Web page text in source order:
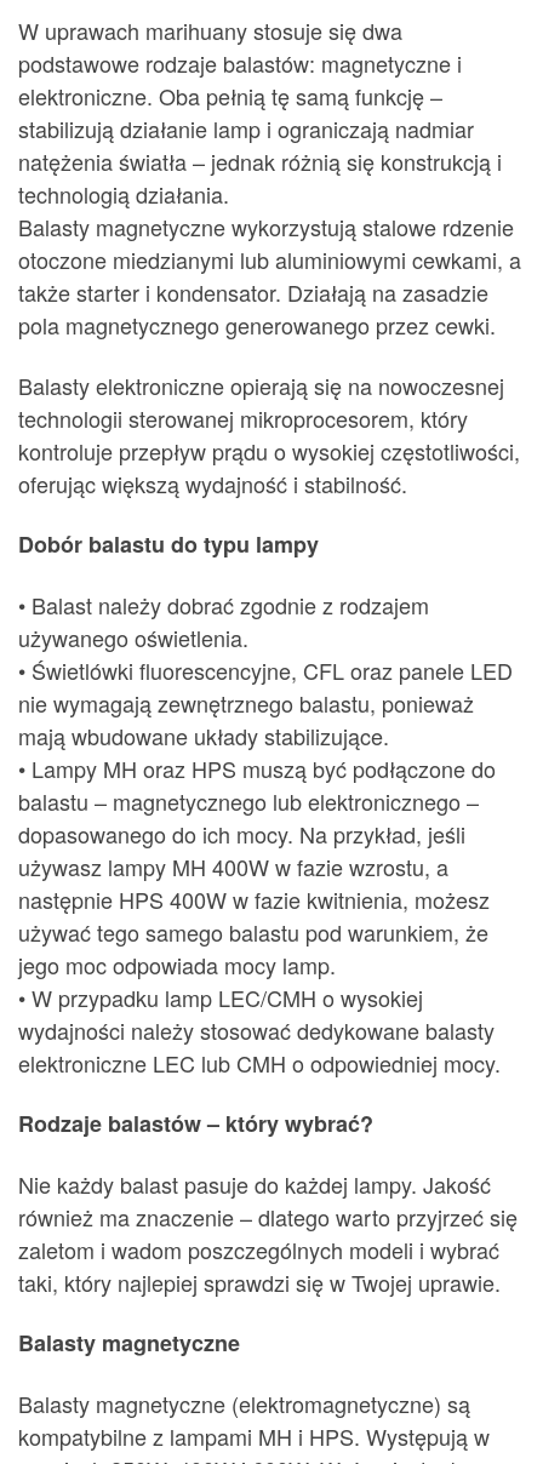
W uprawach marihuany stosuje się dwa
podstawowe rodzaje balastów: magnetyczne i
elektroniczne. Oba pełnią tę samą funkcję –
stabilizują działanie lamp i ograniczają nadmiar
natężenia światła – jednak różnią się konstrukcją i
technologią działania.
Balasty magnetyczne wykorzystują stalowe rdzenie
otoczone miedzianymi lub aluminiowymi cewkami, a
także starter i kondensator. Działają na zasadzie
pola magnetycznego generowanego przez cewki.
Balasty elektroniczne opierają się na nowoczesnej
technologii sterowanej mikroprocesorem, który
kontroluje przepływ prądu o wysokiej częstotliwości,
oferując większą wydajność i stabilność.
Dobór balastu do typu lampy
• Balast należy dobrać zgodnie z rodzajem
używanego oświetlenia.
• Świetlówki fluorescencyjne, CFL oraz panele LED
nie wymagają zewnętrznego balastu, ponieważ
mają wbudowane układy stabilizujące.
• Lampy MH oraz HPS muszą być podłączone do
balastu – magnetycznego lub elektronicznego –
dopasowanego do ich mocy. Na przykład, jeśli
używasz lampy MH 400W w fazie wzrostu, a
następnie HPS 400W w fazie kwitnienia, możesz
używać tego samego balastu pod warunkiem, że
jego moc odpowiada mocy lamp.
• W przypadku lamp LEC/CMH o wysokiej
wydajności należy stosować dedykowane balasty
elektroniczne LEC lub CMH o odpowiedniej mocy.
Rodzaje balastów – który wybrać?
Nie każdy balast pasuje do każdej lampy. Jakość
również ma znaczenie – dlatego warto przyjrzeć się
zaletom i wadom poszczególnych modeli i wybrać
taki, który najlepiej sprawdzi się w Twojej uprawie.
Balasty magnetyczne
Balasty magnetyczne (elektromagnetyczne) są
kompatybilne z lampami MH i HPS. Występują w